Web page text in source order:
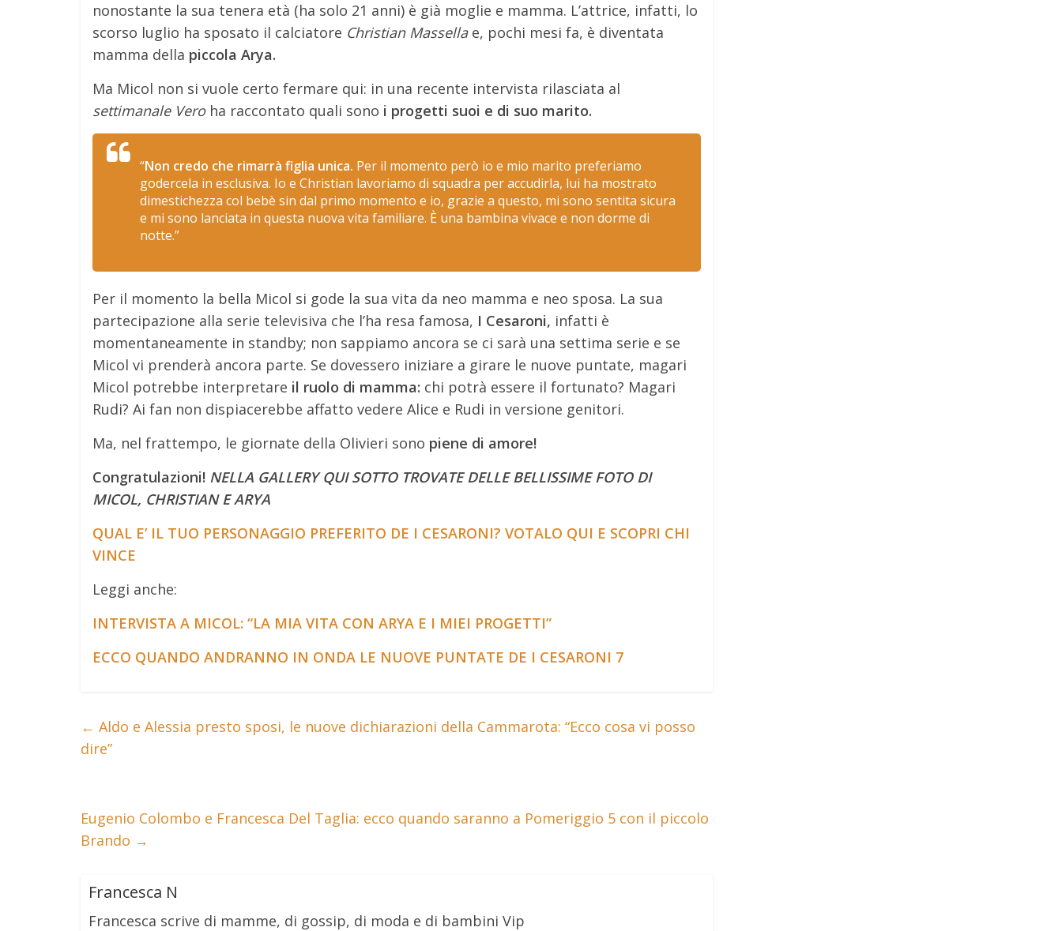
nonostante la sua tenera età (ha solo 21 anni) è già moglie e mamma. L’attrice, infatti, lo
scorso luglio ha sposato il calciatore Christian Massellae, pochi mesi fa, è diventata
mamma della piccola Arya.
Ma Micol non si vuole certo fermare qui: in una recente intervista rilasciata al
settimanale Veroha raccontato quali sono i progetti suoi e di suo marito.
“Non credo che rimarrà figlia unica. Per il momento però io e mio marito preferiamo
godercela in esclusiva. Io e Christian lavoriamo di squadra per accudirla, lui ha mostrato
dimestichezza col bebè sin dal primo momento e io, grazie a questo, mi sono sentita sicura
e mi sono lanciata in questa nuova vita familiare. È una bambina vivace e non dorme di
notte.”
Per il momento la bella Micol si gode la sua vita da neo mamma e neo sposa. La sua
partecipazione alla serie televisiva che l’ha resa famosa, I Cesaroni, infatti è
momentaneamente in standby; non sappiamo ancora se ci sarà una settima serie e se
Micol vi prenderà ancora parte. Se dovessero iniziare a girare le nuove puntate, magari
Micol potrebbe interpretare il ruolo di mamma: chi potrà essere il fortunato? Magari
Rudi? Ai fan non dispiacerebbe affatto vedere Alice e Rudi in versione genitori.
Ma, nel frattempo, le giornate della Olivieri sono piene di amore!
Congratulazioni! NELLA GALLERY QUI SOTTO TROVATE DELLE BELLISSIME FOTO DI
MICOL, CHRISTIAN E ARYA
QUAL E’ IL TUO PERSONAGGIO PREFERITO DE I CESARONI? VOTALO QUI E SCOPRI CHI
VINCE
Leggi anche:
INTERVISTA A MICOL: “LA MIA VITA CON ARYA E I MIEI PROGETTI”
ECCO QUANDO ANDRANNO IN ONDA LE NUOVE PUNTATE DE I CESARONI 7
← Aldo e Alessia presto sposi, le nuove dichiarazioni della Cammarota: “Ecco cosa vi posso
dire”
Eugenio Colombo e Francesca Del Taglia: ecco quando saranno a Pomeriggio 5 con il piccolo
Brando →
Francesca N
Francesca scrive di mamme, di gossip, di moda e di bambini Vip